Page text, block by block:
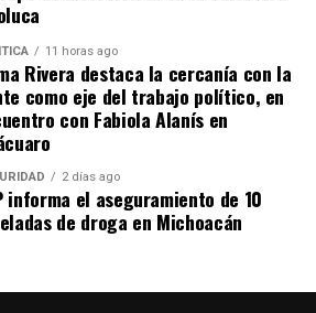
DESTACADO
acuerdo para fortalecer oferta
ciudadanas, insignia del gobierno
11 horas ago
Rivera destaca la cercanía con la
como eje del trabajo político, en
con Fabiola Alanís en
2 días ago
informa el aseguramiento de 10
de droga en Michoacán